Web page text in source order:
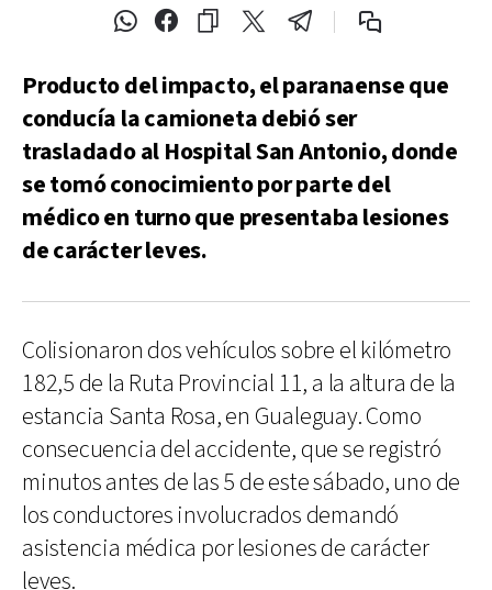
Producto del impacto, el paranaense que
conducía la camioneta debió ser
trasladado al Hospital San Antonio, donde
se tomó conocimiento por parte del
médico en turno que presentaba lesiones
de carácter leves.
Colisionaron dos vehículos sobre el kilómetro
182,5 de la Ruta Provincial 11, a la altura de la
estancia Santa Rosa, en Gualeguay. Como
consecuencia del accidente, que se registró
minutos antes de las 5 de este sábado, uno de
los conductores involucrados demandó
asistencia médica por lesiones de carácter
leves.